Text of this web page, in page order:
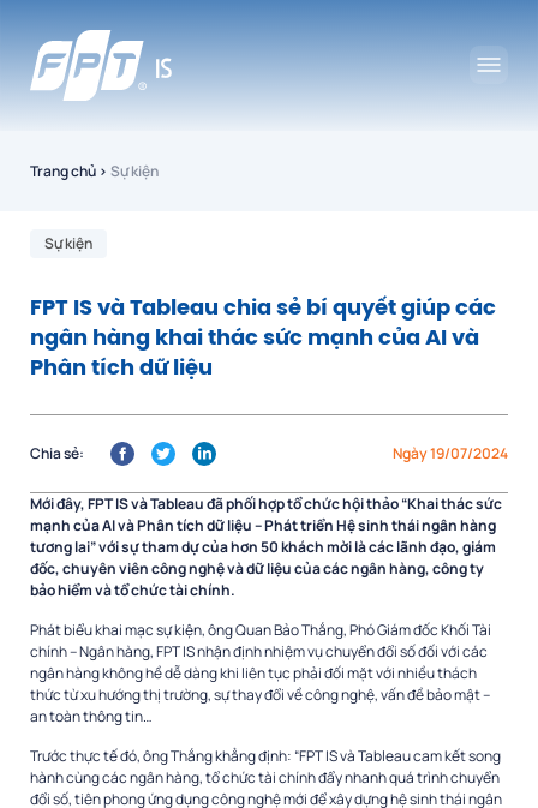
Trang chủ › Sự kiện
Sự kiện
FPT IS và Tableau chia sẻ bí quyết giúp các
ngân hàng khai thác sức mạnh của AI và
Phân tích dữ liệu
Ngày 19/07/2024
Chia sẻ:
Mới đây, FPT IS và Tableau đã phối hợp tổ chức hội thảo “Khai thác sức
mạnh của AI và Phân tích dữ liệu – Phát triển Hệ sinh thái ngân hàng
tương lai” với sự tham dự của hơn 50 khách mời là các lãnh đạo, giám
đốc, chuyên viên công nghệ và dữ liệu của các ngân hàng, công ty
bảo hiểm và tổ chức tài chính.
Phát biểu khai mạc sự kiện, ông Quan Bảo Thắng, Phó Giám đốc Khối Tài
chính – Ngân hàng, FPT IS nhận định nhiệm vụ chuyển đổi số đối với các
ngân hàng không hề dễ dàng khi liên tục phải đối mặt với nhiều thách
thức từ xu hướng thị trường, sự thay đổi về công nghệ, vấn đề bảo mật –
an toàn thông tin…
Trước thực tế đó, ông Thắng khẳng định: “FPT IS và Tableau cam kết song
hành cùng các ngân hàng, tổ chức tài chính đẩy nhanh quá trình chuyển
đổi số, tiên phong ứng dụng công nghệ mới để xây dựng hệ sinh thái ngân